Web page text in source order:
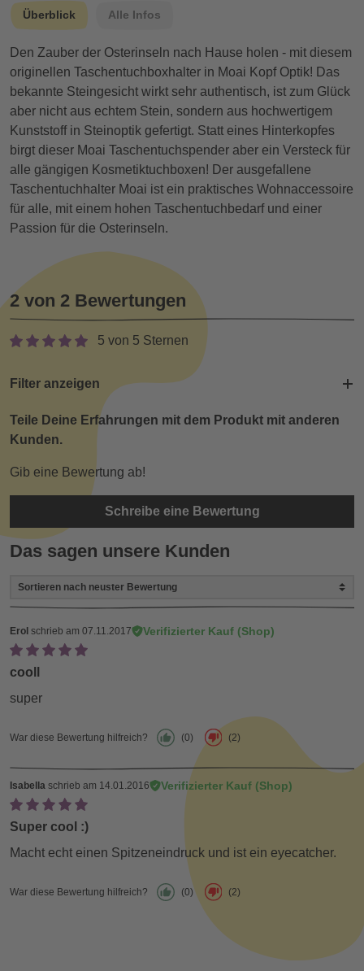
Überblick Alle Infos
Den Zauber der Osterinseln nach Hause holen - mit diesem
originellen Taschentuchboxhalter in Moai Kopf Optik! Das
bekannte Steingesicht wirkt sehr authentisch, ist zum Glück
aber nicht aus echtem Stein, sondern aus hochwertigem
Kunststoff in Steinoptik gefertigt. Statt eines Hinterkopfes
birgt dieser Moai Taschentuchspender aber ein Versteck für
alle gängigen Kosmetiktuchboxen! Der ausgefallene
Taschentuchhalter Moai ist ein praktisches Wohnaccessoire
für alle, mit einem hohen Taschentuchbedarf und einer
Passion für die Osterinseln.
2 von 2 Bewertungen
5 von 5 Sternen
Filter anzeigen
Teile Deine Erfahrungen mit dem Produkt mit anderen
Kunden.
Gib eine Bewertung ab!
Schreibe eine Bewertung
Das sagen unsere Kunden
Erol schrieb am 07.11.2017 Verifizierter Kauf (Shop)
cooll
super
War diese Bewertung hilfreich? (0) (2)
Isabella schrieb am 14.01.2016 Verifizierter Kauf (Shop)
Super cool :)
Macht echt einen Spitzeneindruck und ist ein eyecatcher.
War diese Bewertung hilfreich? (0) (2)